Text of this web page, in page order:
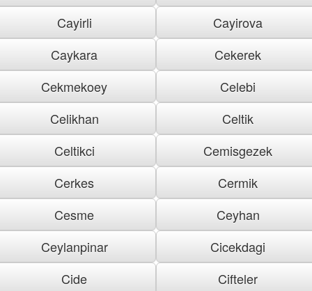
Cayirli
Cayirova
Caykara
Cekerek
Cekmekoey
Celebi
Celikhan
Celtik
Celtikci
Cemisgezek
Cerkes
Cermik
Cesme
Ceyhan
Ceylanpinar
Cicekdagi
Cide
Cifteler